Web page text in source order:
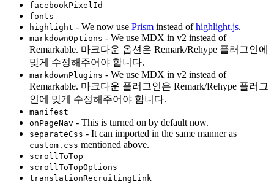
facebookPixelId
fonts
highlight - We now use Prism instead ofhighlight.js.
markdownOptions - We use MDX in v2 instead of
Remarkable. 마크다운 옵션은 Remark/Rehype 플러그인에
맞게 수정해주어야 합니다.
markdownPlugins - We use MDX in v2 instead of
Remarkable. 마크다운 플러그인은 Remark/Rehype 플러그
인에 맞게 수정해주어야 합니다.
manifest
onPageNav - This is turned on by default now.
separateCss - It can imported in the same manner as
custom.css mentioned above.
scrollToTop
scrollToTopOptions
translationRecruitingLink